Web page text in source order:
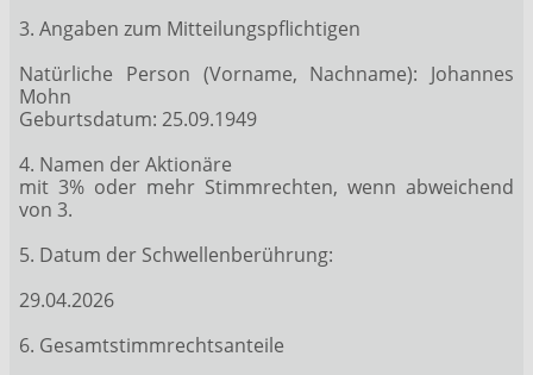
3. Angaben zum Mitteilungspflichtigen
Natürliche Person (Vorname, Nachname): Johannes
Mohn
Geburtsdatum: 25.09.1949
4. Namen der Aktionäre
mit 3% oder mehr Stimmrechten, wenn abweichend
von 3.
5. Datum der Schwellenberührung:
29.04.2026
6. Gesamtstimmrechtsanteile